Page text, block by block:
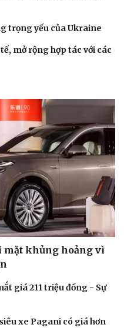
trọng yếu của Ukraine
mở rộng hợp tác với các
mặt khủng hoảng vì
giá 211 triệu đồng - Sự
xe Pagani có giá hơn